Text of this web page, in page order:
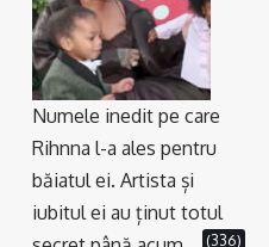
Numele inedit pe care
Rihnna l-a ales pentru
băiatul ei. Artista și
iubitul ei au ținut totul
(336)